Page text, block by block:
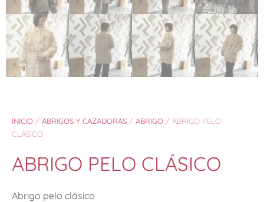
INICIO / ABRIGOS Y CAZADORAS / ABRIGO / ABRIGO PELO
CLÁSICO
ABRIGO PELO CLÁSICO
Abrigo pelo clásico